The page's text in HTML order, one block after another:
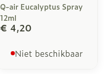
Q-air Eucalyptus Spray
12ml
€ 4,20
Niet beschikbaar